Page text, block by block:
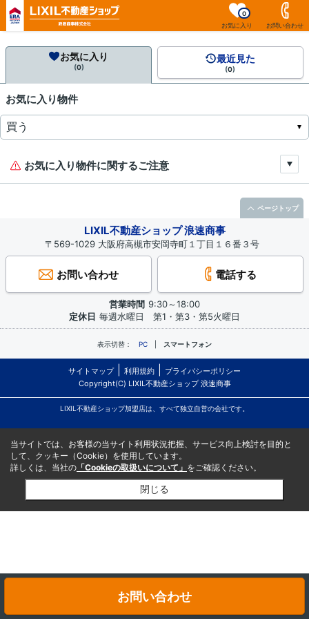
お気に入り
0
お問い合わせ
お気に入り
(0)
最近見た
(0)
お気に入り物件
お気に入り物件に関するご注意
お問い合わせ
LIXIL不動産ショップ 浪速商事
〒569-1029 大阪府高槻市安岡寺町１丁目１６番３号
お問い合わせ 電話する
営業時間 9:30～18:00
定休日 毎週水曜日 第1・第3・第5火曜日
表示切替： PC スマートフォン
サイトマップ 利用規約
プライバシーポリシー
Copyright(C) LIXIL不動産ショップ 浪速商事
LIXIL不動産ショップ加盟店は、すべて独立自営の会社です。
ページトップ
当サイトでは、お客様の当サイト利用状況把握、サービス向上検討を目的と
して、クッキー（Cookie）を使用しています。
詳しくは、当社の 「Cookieの取扱いについて」 をご確認ください。
閉じる